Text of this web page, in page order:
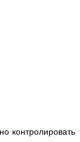
контролировать